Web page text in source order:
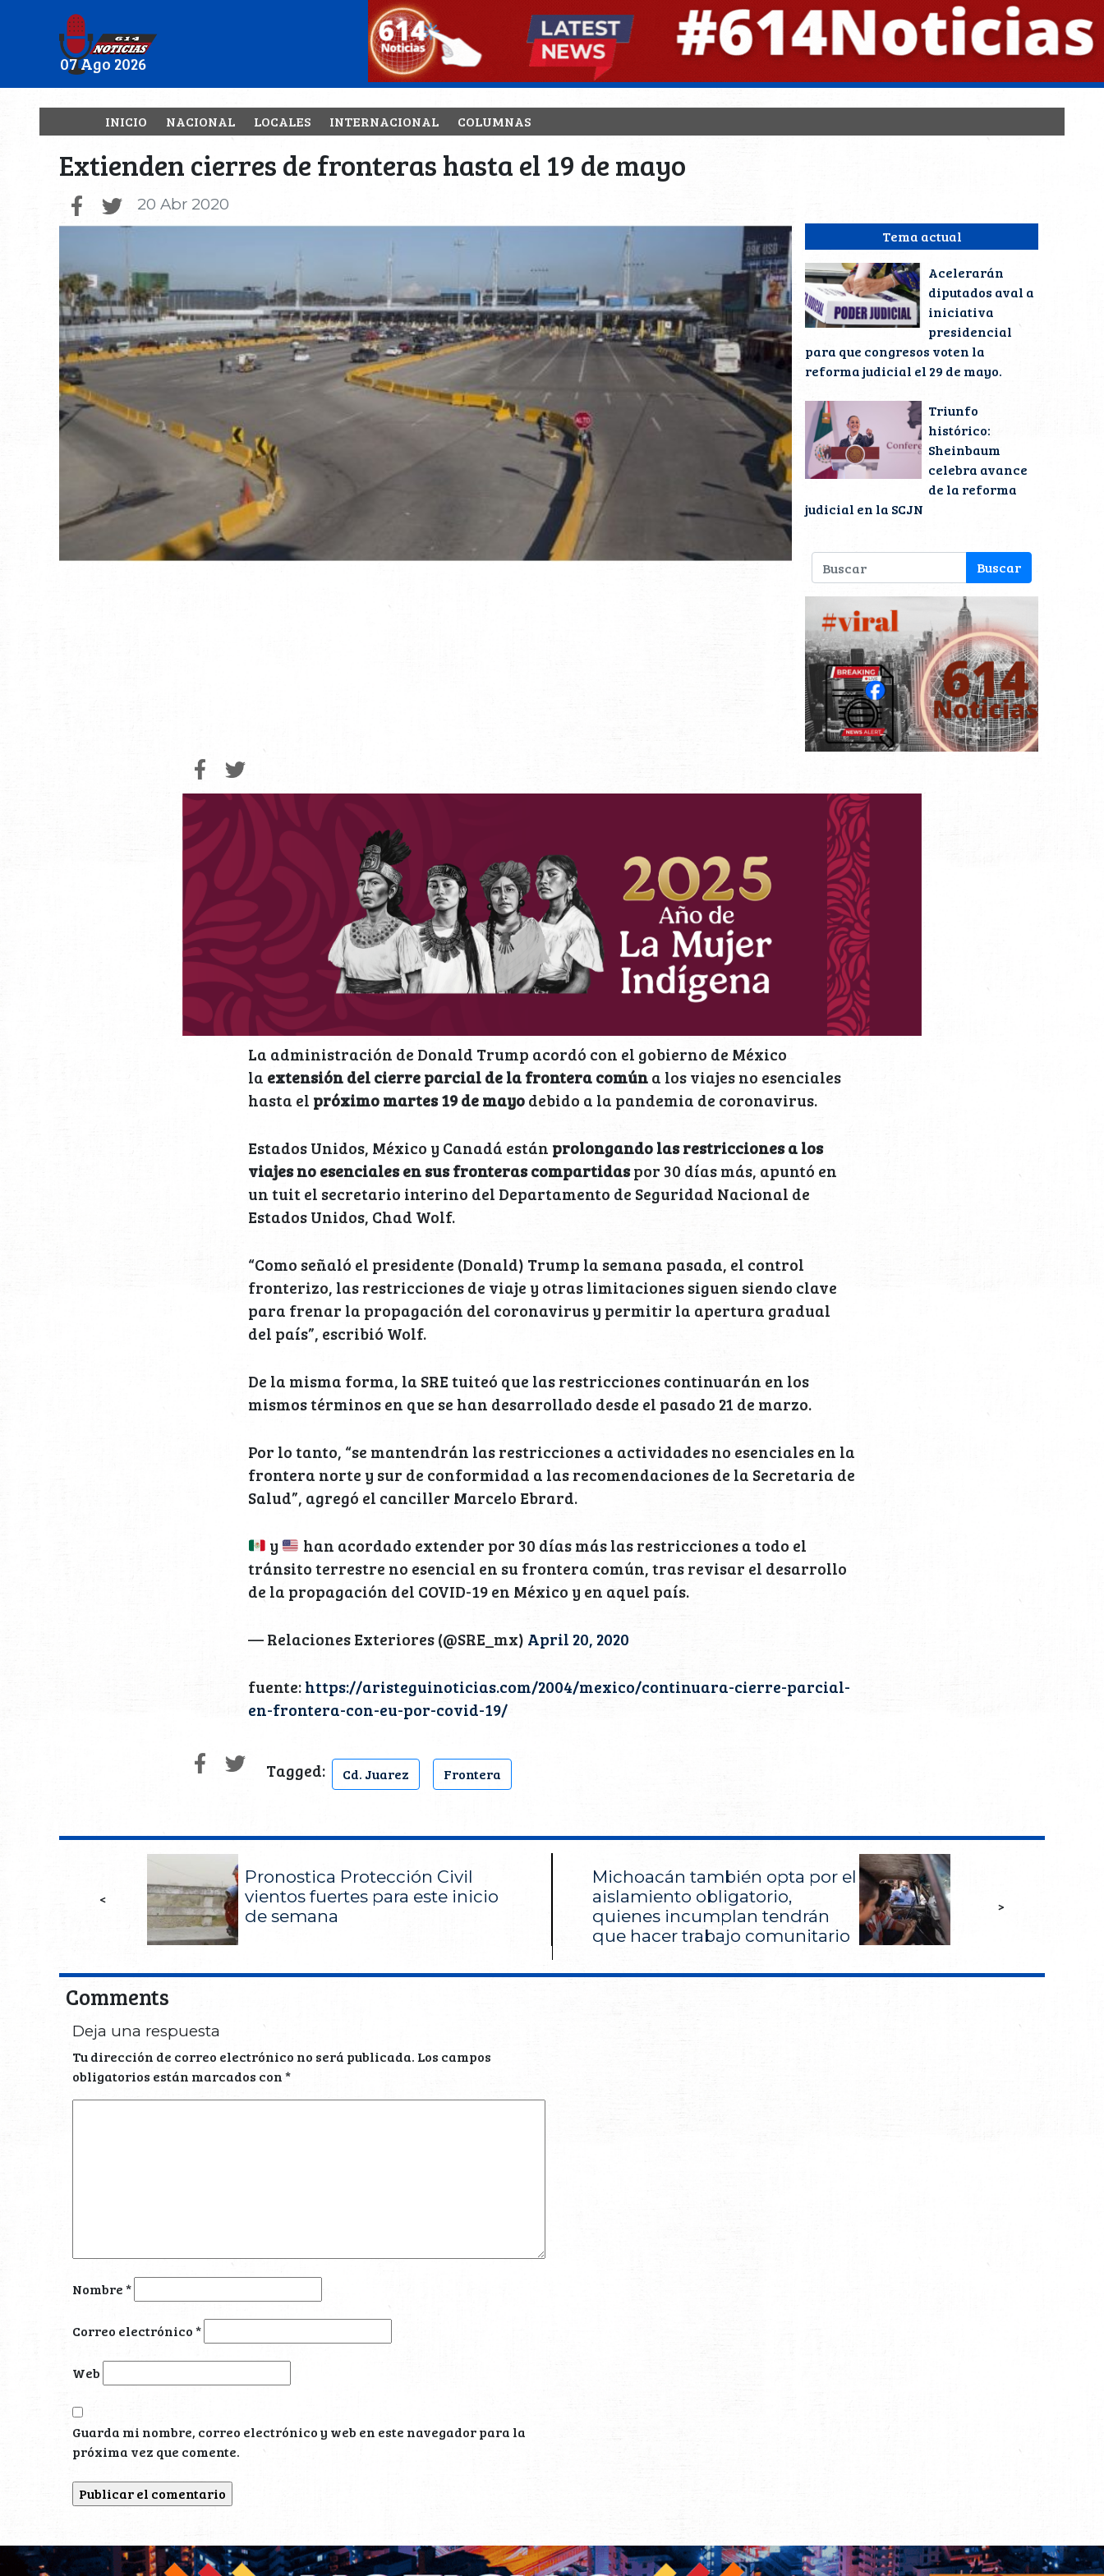
07 Ago 2026
INICIO NACIONAL LOCALES INTERNACIONAL COLUMNAS
Extienden cierres de fronteras hasta el 19 de mayo
20 Abr 2020
Tema actual
Acelerarán
diputados aval a
iniciativa
presidencial
para que congresos voten la
reforma judicial el 29 de mayo.
Triunfo
histórico:
Sheinbaum
celebra avance
de la reforma
judicial en la SCJN
La administración de Donald Trump acordó con el gobierno de México
la extensión del cierre parcial de la frontera comúna los viajes no esenciales
hasta el próximo martes 19 de mayodebido a la pandemia de coronavirus.
Estados Unidos, México y Canadá están prolongando las restricciones a los
viajes no esenciales en sus fronteras compartidaspor 30 días más, apuntó en
un tuit el secretario interino del Departamento de Seguridad Nacional de
Estados Unidos, Chad Wolf.
“Como señaló el presidente (Donald) Trump la semana pasada, el control
fronterizo, las restricciones de viaje y otras limitaciones siguen siendo clave
para frenar la propagación del coronavirus y permitir la apertura gradual
del país”, escribió Wolf.
De la misma forma, la SRE tuiteó que las restricciones continuarán en los
mismos términos en que se han desarrollado desde el pasado 21 de marzo.
Por lo tanto, “se mantendrán las restricciones a actividades no esenciales en la
frontera norte y sur de conformidad a las recomendaciones de la Secretaria de
Salud”, agregó el canciller Marcelo Ebrard.
y
han acordado extender por 30 días más las restricciones a todo el
tránsito terrestre no esencial en su frontera común, tras revisar el desarrollo
de la propagación del COVID-19 en México y en aquel país.
— Relaciones Exteriores (@SRE_mx) April 20, 2020
fuente:https://aristeguinoticias.com/2004/mexico/continuara-cierre-parcial-
en-frontera-con-eu-por-covid-19/
Tagged: Cd. Juarez Frontera
<
Pronostica Protección Civil
vientos fuertes para este inicio
de semana
Michoacán también opta por el
aislamiento obligatorio,
quienes incumplan tendrán
que hacer trabajo comunitario
>
Comments
Deja una respuesta
Tu dirección de correo electrónico no será publicada. Los campos
obligatorios están marcados con*
Nombre*
Correo electrónico*
Web
Guarda mi nombre, correo electrónico y web en este navegador para la
próxima vez que comente.